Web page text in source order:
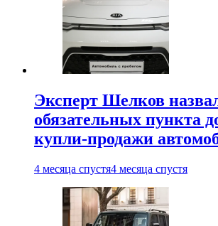
Эксперт Шелков
обязательных пункта
купли-продажи
4 месяца спустя4 месяца спустя